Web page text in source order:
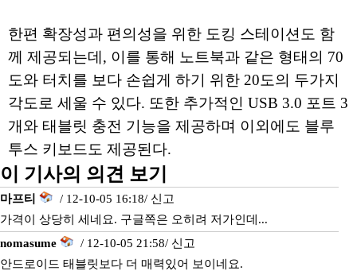
한편 확장성과 편의성을 위한 도킹 스테이션도 함
께 제공되는데, 이를 통해 노트북과 같은 형태의 70
도와 터치를 보다 손쉽게 하기 위한 20도의 두가지
각도로 세울 수 있다. 또한 추가적인 USB 3.0 포트 3
개와 태블릿 충전 기능을 제공하며 이외에도 블루
투스 키보드도 제공된다.
이 기사의 의견 보기
마프티 / 12-10-05 16:18/ 신고
가격이 상당히 세네요. 구글쪽은 오히려 저가인데...
nomasume
/ 12-10-05 21:58/ 신고
안드로이드 태블릿보다 더 매력있어 보이네요.